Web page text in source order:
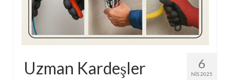
6
NIS 2025
Uzman Kardeşler